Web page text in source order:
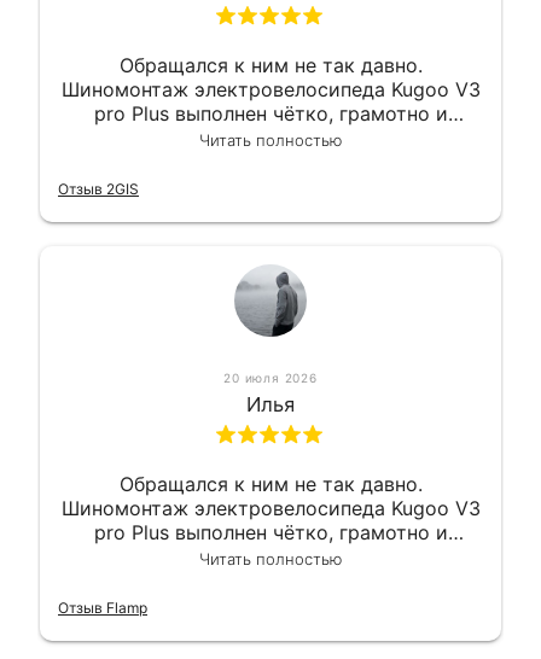
Обращался к ним не так давно.
Шиномонтаж электровелосипеда Kugoo V3
pro Plus выполнен чётко, грамотно и
квалифицированно. Всё сделано
Читать полностью
Отзыв 2GIS
20 июля 2026
Илья
Обращался к ним не так давно.
Шиномонтаж электровелосипеда Kugoo V3
pro Plus выполнен чётко, грамотно и
квалифицированно. Всё сделано
Читать полностью
Отзыв Flamp